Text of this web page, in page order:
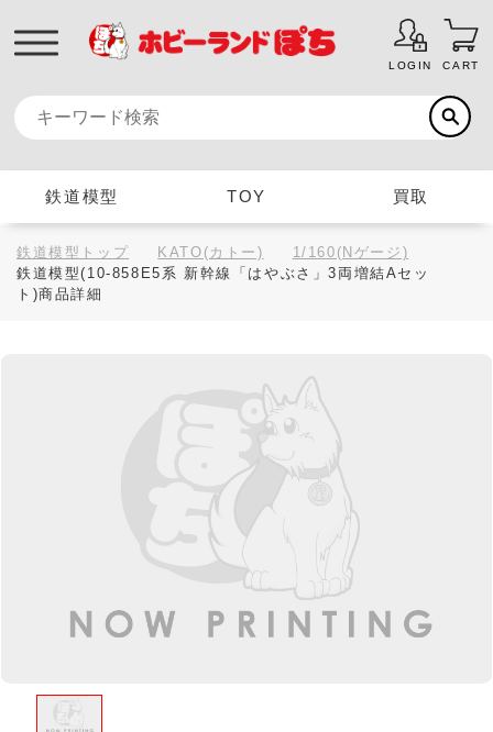
LOGIN CART
鉄道模型 TOY 買取
鉄道模型トップ KATO(カトー)
1/160(Nゲージ)
鉄道模型(10-858E5系 新幹線「はやぶさ」3両増結Aセッ
ト)商品詳細